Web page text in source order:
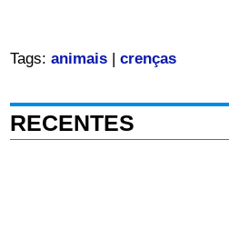
Tags: animais| crenças
RECENTES